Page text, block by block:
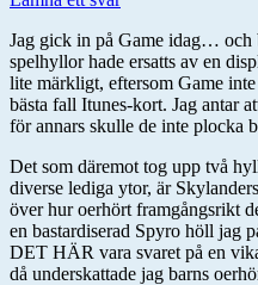
Jag gick in på Game idag… och
spelhyllor hade ersatts av en
lite märkligt, eftersom Game
bästa fall Itunes-kort. Jag antar
för annars skulle de inte plocka
Det som däremot tog upp två
diverse lediga ytor, är
över hur oerhört framgångsrikt
en bastardiserad Spyro höll jag
DET HÄR vara svaret på en
då underskattade jag barns